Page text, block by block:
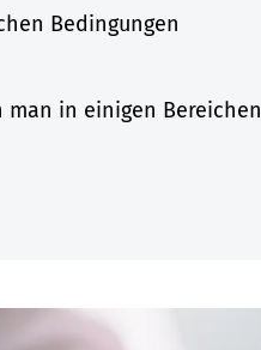
Bedingungen
in einigen Bereichen